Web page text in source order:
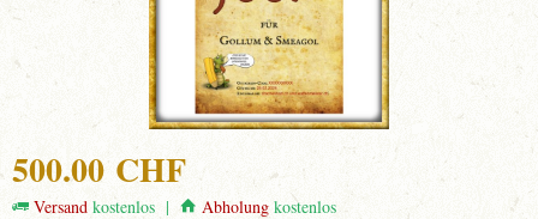
500.00 CHF
Versand kostenlos | Abholung kostenlos